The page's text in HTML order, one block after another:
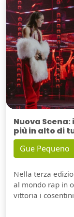
Nuova
più in alto di
Gue Pequeno
Nella terza
al mondo rap in
vittoria i